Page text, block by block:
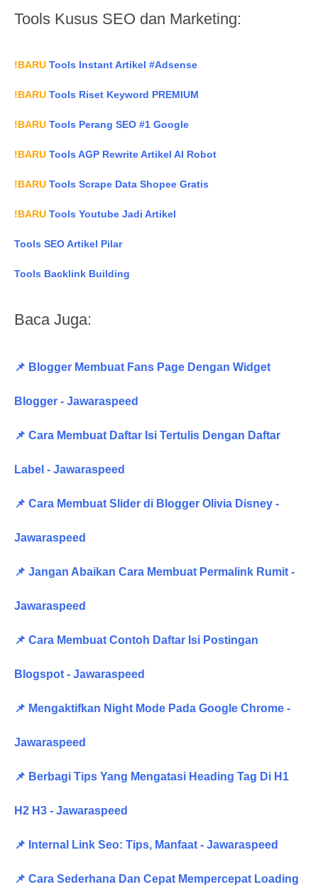
Tools Kusus SEO dan Marketing:
!BARU Tools Instant Artikel #Adsense
!BARU Tools Riset Keyword PREMIUM
!BARU Tools Perang SEO #1 Google
!BARU Tools AGP Rewrite Artikel AI Robot
!BARU Tools Scrape Data Shopee Gratis
!BARU Tools Youtube Jadi Artikel
Tools SEO Artikel Pilar
Tools Backlink Building
Baca Juga:
📌 Blogger Membuat Fans Page Dengan Widget
Blogger - Jawaraspeed
📌 Cara Membuat Daftar Isi Tertulis Dengan Daftar
Label - Jawaraspeed
📌 Cara Membuat Slider di Blogger Olivia Disney -
Jawaraspeed
📌 Jangan Abaikan Cara Membuat Permalink Rumit -
Jawaraspeed
📌 Cara Membuat Contoh Daftar Isi Postingan
Blogspot - Jawaraspeed
📌 Mengaktifkan Night Mode Pada Google Chrome -
Jawaraspeed
📌 Berbagi Tips Yang Mengatasi Heading Tag Di H1
H2 H3 - Jawaraspeed
📌 Internal Link Seo: Tips, Manfaat - Jawaraspeed
📌 Cara Sederhana Dan Cepat Mempercepat Loading